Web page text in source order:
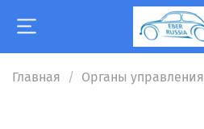
Главная Органы управления